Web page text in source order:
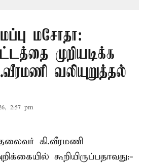
மசோதா:
முறியடிக்க
வலியுறுத்தல்
2:57 pm
கி.வீரமணி
கூறியிருப்பதாவது:-